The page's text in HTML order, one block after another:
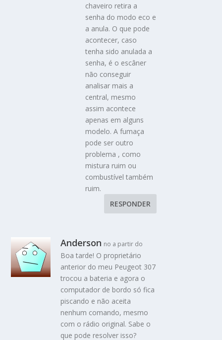
chaveiro retira a
senha do modo eco e
a anula. O que pode
acontecer, caso
tenha sido anulada a
senha, é o escâner
não conseguir
analisar mais a
central, mesmo
assim acontece
apenas em alguns
modelo. A fumaça
pode ser outro
problema , como
mistura ruim ou
combustível também
ruim.
RESPONDER
Anderson no a partir do
Boa tarde! O proprietário
anterior do meu Peugeot 307
trocou a bateria e agora o
computador de bordo só fica
piscando e não aceita
nenhum comando, mesmo
com o rádio original. Sabe o
que pode resolver isso?